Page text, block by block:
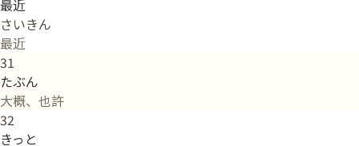
最近
さいきん
最近
31
たぶん
大概、也許
32
きっと